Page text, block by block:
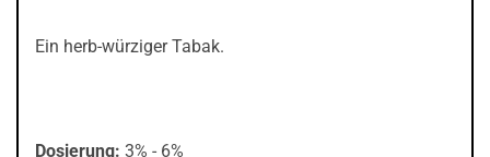
Ein herb-würziger Tabak.
Dosierung: 3% - 6%